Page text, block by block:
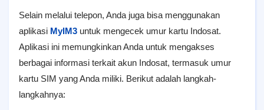
Selain melalui telepon, Anda juga bisa menggunakan
aplikasi MyIM3 untuk mengecek umur kartu Indosat.
Aplikasi ini memungkinkan Anda untuk mengakses
berbagai informasi terkait akun Indosat, termasuk umur
kartu SIM yang Anda miliki. Berikut adalah langkah-
langkahnya: